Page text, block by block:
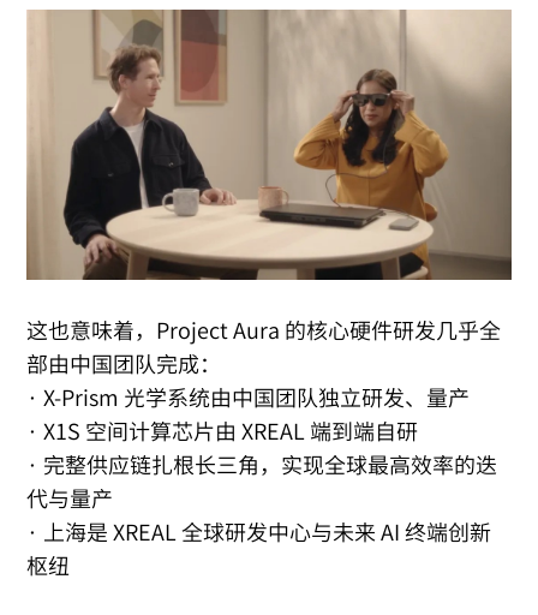
这也意味着，Project Aura 的核心硬件研发几乎全
部由中国团队完成：
· X-Prism 光学系统由中国团队独立研发、量产
· X1S 空间计算芯片由 XREAL 端到端自研
· 完整供应链扎根长三角，实现全球最高效率的迭
代与量产
· 上海是 XREAL 全球研发中心与未来 AI 终端创新
枢纽